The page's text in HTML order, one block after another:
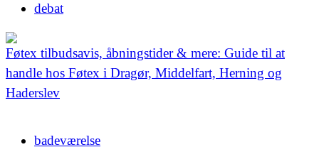
debat
Føtex tilbudsavis, åbningstider & mere: Guide til at
handle hos Føtex i Dragør, Middelfart, Herning og
Haderslev
badeværelse